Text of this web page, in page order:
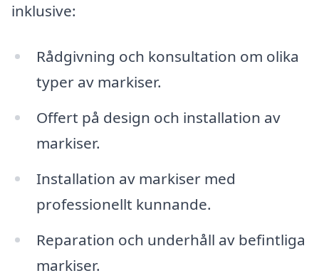
inklusive:
Rådgivning och konsultation om olika
typer av markiser.
Offert på design och installation av
markiser.
Installation av markiser med
professionellt kunnande.
Reparation och underhåll av befintliga
markiser.